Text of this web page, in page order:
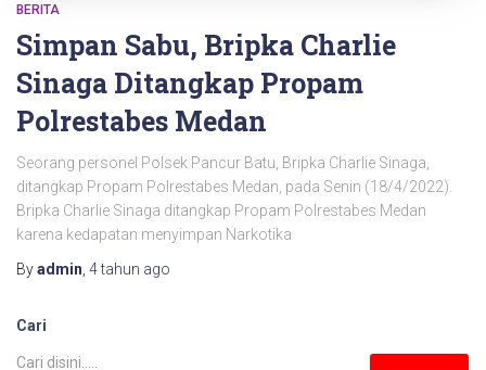
BERITA
Simpan Sabu, Bripka Charlie
Sinaga Ditangkap Propam
Polrestabes Medan
Seorang personel Polsek Pancur Batu, Bripka Charlie Sinaga,
ditangkap Propam Polrestabes Medan, pada Senin (18/4/2022).
Bripka Charlie Sinaga ditangkap Propam Polrestabes Medan
karena kedapatan menyimpan Narkotika
Byadmin 4 tahun ago
Cari